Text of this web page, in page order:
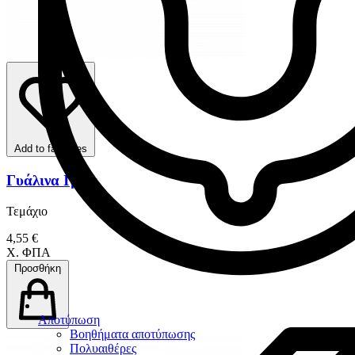
Αποτύπωση
Βοηθήματα αποτύπωσης
Πολυαιθέρες
Add to favorites
Γυάλινα Ιγδία
Τεμάχιο
4,55 €
Χ. ΦΠΑ
Προσθήκη